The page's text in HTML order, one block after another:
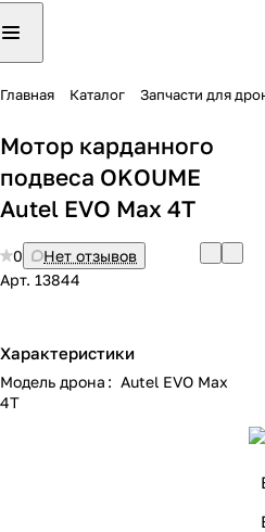
Главная Каталог Запчасти для
Мотор карданного
подвеса OKOUME
Autel EVO Max 4T
0
Нет отзывов
Арт. 13844
Характеристики
Модель дрона : Autel EVO Max
4T